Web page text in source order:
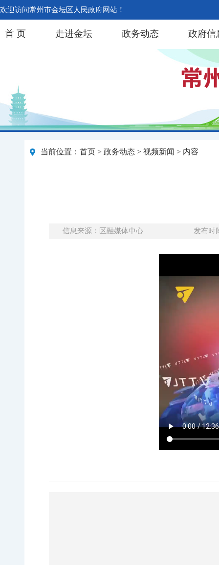
欢迎访问常州市金坛区人民政府网站！
首 页 走进金坛 政务动态 政府信
当前位置： 首页 > 政务动态 > 视频新闻 > 内容
信息来源：区融媒体中心 发布时